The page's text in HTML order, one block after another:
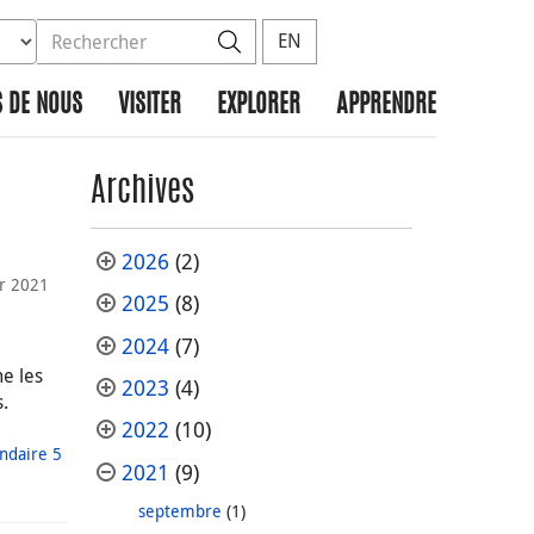
la base de données à rechercher
le site Rechercher
EN
DE NOUS VISITER EXPLORER APPRENDRE
2021
les
5
Archives
2026 (2)
2025 (8)
2024(7)
2023 (4)
2022 (10)
2021 (9)
septembre (1)